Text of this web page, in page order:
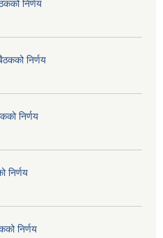
निर्णय
निर्णय
निर्णय
निर्णय
निर्णय